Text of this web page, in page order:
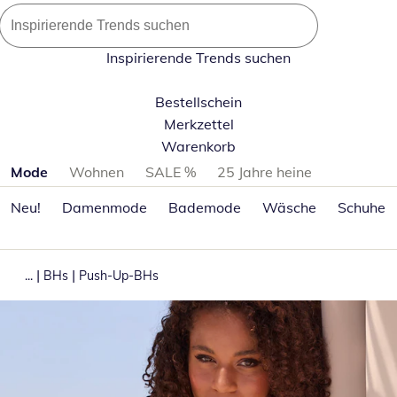
Inspirierende Trends suchen
Bestellschein
Merkzettel
Warenkorb
Produktkategorien überspringen
Mode Wohnen SALE %
25 Jahre heine
Neu!
Damenmode Bademode Wäsche Schuhe
... | BHs | Push-Up-BHs